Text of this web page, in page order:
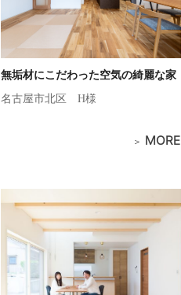
無垢材にこだわった空気の綺麗な家
名古屋市北区 H様
MORE